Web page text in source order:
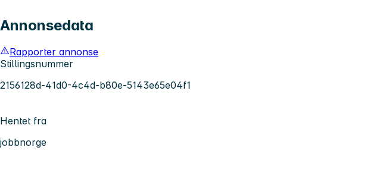
Annonsedata
Rapporter annonse
Stillingsnummer
2156128d-41d0-4c4d-b80e-5143e65e04f1
Hentet fra
jobbnorge